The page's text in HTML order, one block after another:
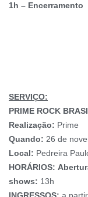
1h – Encerramento
SERVIÇO:
PRIME ROCK
Realização: Prime
Quando: 26 de
Local: Pedreira
HORÁRIOS:
shows: 13h